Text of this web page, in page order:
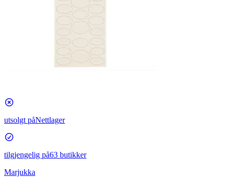
utsolgt påNettlager
tilgjengelig på63 butikker
Marjukka